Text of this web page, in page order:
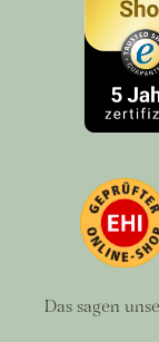
Das sagen